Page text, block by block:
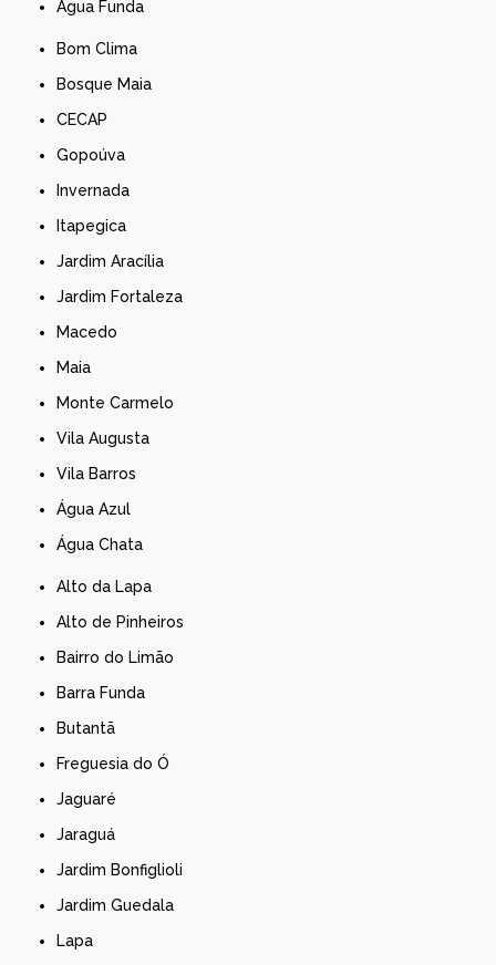
Água Funda
Bom Clima
Bosque Maia
CECAP
Gopoúva
Invernada
Itapegica
Jardim Aracília
Jardim Fortaleza
Macedo
Maia
Monte Carmelo
Vila Augusta
Vila Barros
Água Azul
Água Chata
Alto da Lapa
Alto de Pinheiros
Bairro do Limão
Barra Funda
Butantã
Freguesia do Ó
Jaguaré
Jaraguá
Jardim Bonfiglioli
Jardim Guedala
Lapa